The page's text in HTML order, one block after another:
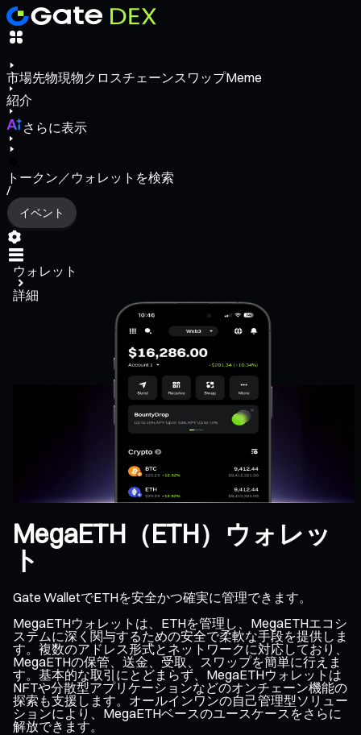
市場先物現物クロスチェーンスワップMeme
紹介
さらに表示
トークン／ウォレットを検索
/
イベント
ウォレット
詳細
MegaETH（ETH）ウォレッ
ト
Gate WalletでETHを安全かつ確実に管理できます。
MegaETHウォレットは、ETHを管理し、MegaETHエコシ
ステムに深く関与するための安全で柔軟な手段を提供しま
す。複数のアドレス形式とネットワークに対応しており、
MegaETHの保管、送金、受取、スワップを簡単に行えま
す。基本的な取引にとどまらず、MegaETHウォレットは
NFTや分散型アプリケーションなどのオンチェーン機能の
探索も支援します。オールインワンの自己管理型ソリュー
ションにより、MegaETHベースのユースケースをさらに
解放できます。